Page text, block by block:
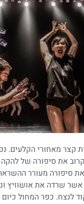
קצר מאחורי הקלעים.
את סיפורה של
סיפורה מעורר
שרדה את אושוויץ
לנצח. כפר המחול